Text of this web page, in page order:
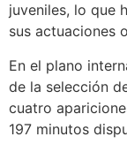
juveniles, lo que
sus actuaciones
En el plano
de la selección
cuatro
197 minutos